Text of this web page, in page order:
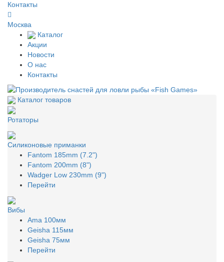
Контакты
Москва
Каталог
Акции
Новости
О нас
Контакты
Каталог товаров
Ротаторы
Силиконовые приманки
Fantom 185mm (7.2")
Fantom 200mm (8")
Wadger Low 230mm (9")
Перейти
Вибы
Ama 100мм
Geisha 115мм
Geisha 75мм
Перейти